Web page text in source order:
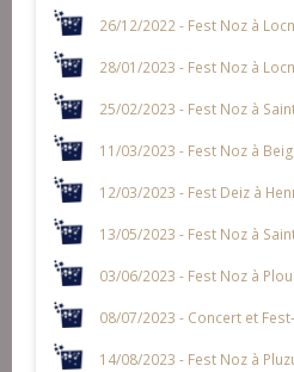
26/12/2022 - Fest Noz à
28/01/2023 - Fest Noz à
25/02/2023 - Fest Noz à
11/03/2023 - Fest Noz à
12/03/2023 - Fest Deiz à
13/05/2023 - Fest Noz à
03/06/2023 - Fest Noz à
08/07/2023 - Concert et
14/08/2023 - Fest Noz à